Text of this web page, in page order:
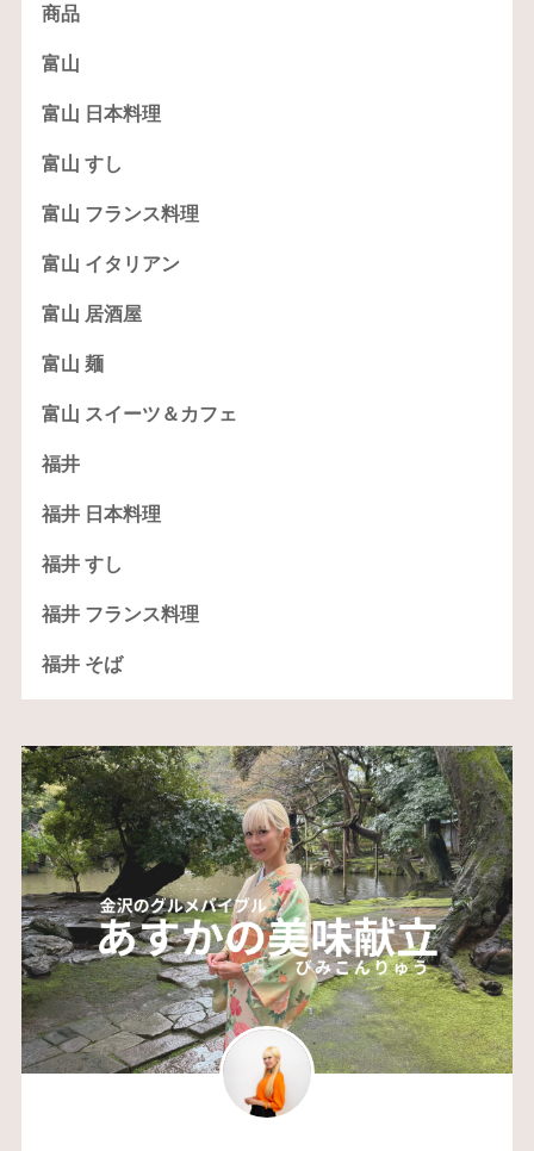
商品
富山
富山 日本料理
富山 すし
富山 フランス料理
富山 イタリアン
富山 居酒屋
富山 麺
富山 スイーツ＆カフェ
福井
福井 日本料理
福井 すし
福井 フランス料理
福井 そば